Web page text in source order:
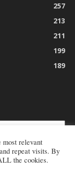
257
213
211
199
189
-
most relevant
repeat visits. By
the cookies.